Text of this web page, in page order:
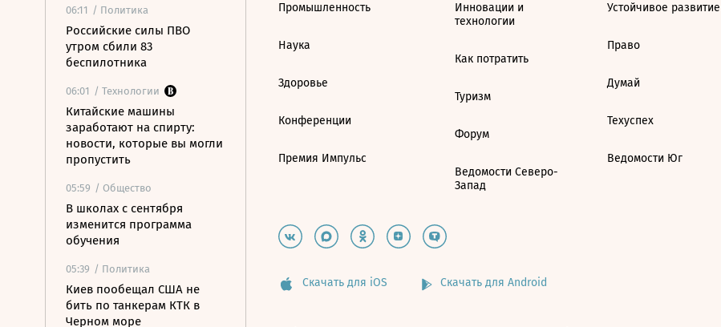
06:11 / Политика
Российские силы ПВО
утром сбили 83
беспилотника
06:01 / Технологии
Китайские машины
заработают на спирту:
новости, которые вы могли
пропустить
05:59 / Общество
В школах с сентября
изменится программа
обучения
05:39 / Политика
Киев пообещал США не
бить по танкерам КТК в
Черном море
Промышленность
Наука
Здоровье
Конференции
Премия Импульс
Инновации и
технологии
Как потратить
Туризм
Форум
Ведомости Северо-
Запад
Устойчивое развитие
Право
Думай
Техуспех
Ведомости Юг
Скачать для iOS Скачать для Android